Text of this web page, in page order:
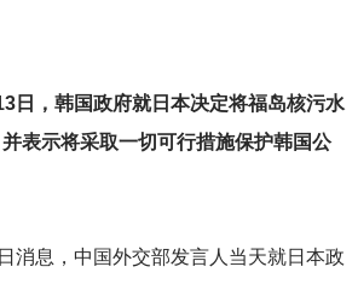
日，韩国政府就日本决定将福岛核污水
表示将采取一切可行措施保护韩国公
消息，中国外交部发言人当天就日本政